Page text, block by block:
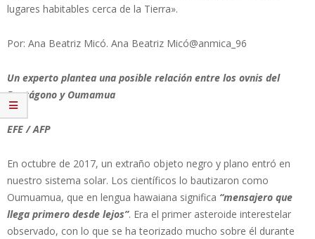
lugares habitables cerca de la Tierra».
Por: Ana Beatriz Micó. Ana Beatriz Micó@anmica_96
Un experto plantea una posible relación entre los ovnis del
Pentágono y Oumamua
EFE / AFP
En octubre de 2017, un extraño objeto negro y plano entró en
nuestro sistema solar. Los científicos lo bautizaron como
Oumuamua, que en lengua hawaiana significa “mensajero que
llega primero desde lejos”. Era el primer asteroide interestelar
observado, con lo que se ha teorizado mucho sobre él durante